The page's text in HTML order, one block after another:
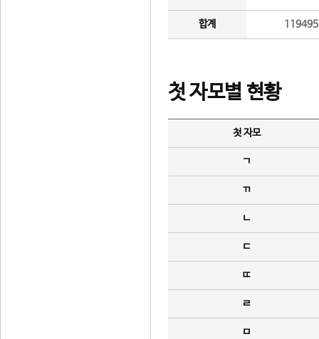
합계
첫 자모별 현황
첫 자모
ㄱ
ㄲ
ㄴ
ㄷ
ㄸ
ㄹ
ㅁ